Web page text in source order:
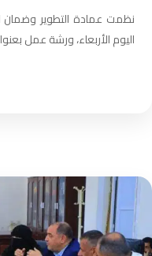
نظمت عمادة التطوير وضمان
اليوم الأربعاء، ورشة عمل